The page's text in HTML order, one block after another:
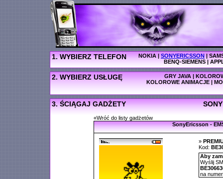
1. WYBIERZ TELEFON NOKIA|SONYERICSSON|
BENQ-SIEMENS|
2. WYBIERZ USŁUGĘ GRY JAVA |
KOLOROWE ANIMACJE |
3. ŚCIĄGAJ GADŻETY
«Wróć do listy gadżetów
SonyEricsson -
»
Kod:
Aby
Wyślij
na